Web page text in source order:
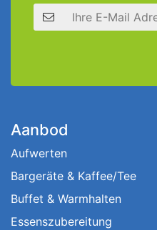
E-Mail Adresse
Aanbod
Aufwerten
Bargeräte & Kaffee/Tee
Buffet & Warmhalten
Essenszubereitung